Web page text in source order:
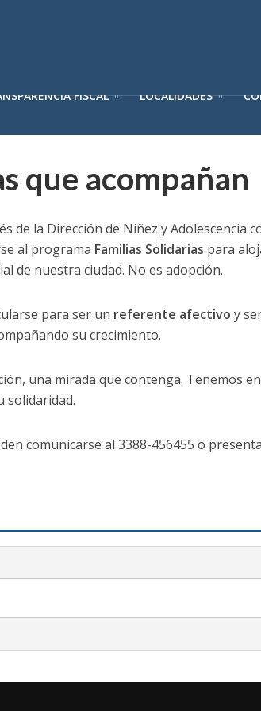
FISCAL LOCALIDADES
que acompañan
de la Dirección de Niñez y Adolescencia
al programa Familias Solidarias para
de nuestra ciudad. No es adopción.
para ser un referente afectivo y
su crecimiento.
una mirada que contenga. Tenemos
solidaridad.
comunicarse al 3388-456455 o